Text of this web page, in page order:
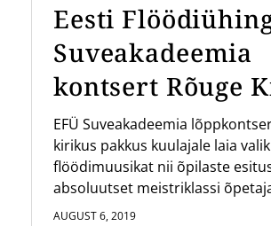
Eesti
Suveakadeemia
kontsert Rõuge
EFÜ Suveakadeemia
kirikus pakkus kuulajale laia
flöödimuusikat nii õpilaste
absoluutset meistriklassi
AUGUST 6, 2019